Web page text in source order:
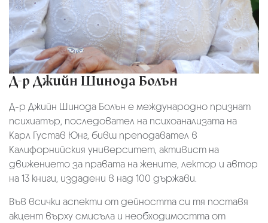
Д-р Джийн Шинода Болън
Д-р Джийн Шинода Болън е международно признат
психиатър, последовател на психоанализата на
Карл Густав Юнг, бивш преподавател в
Калифорнийския университет, активист на
движението за правата на жените, лектор и автор
на 13 книги, издадени в над 100 държави.
Във всички аспекти от дейността си тя поставя
акцент върху смисъла и необходимостта от